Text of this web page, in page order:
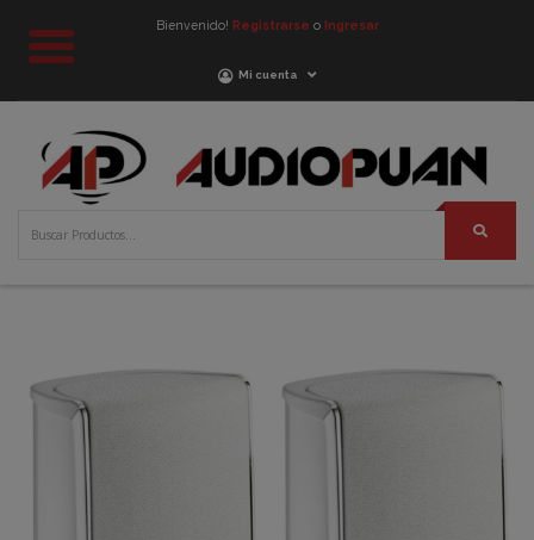
Bienvenido! Registrarse o Ingresar
Mi cuenta